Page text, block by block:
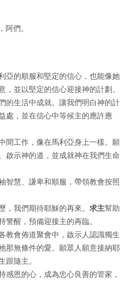
們。
亞的順服和堅定的信心，也能像她
，並以堅定的信心迎接神的計劃。
的生活中成就。讓我們明白神的計
處，並在信心中等候主的應許應
間工作，像在馬利亞身上一樣。願
啟示神的道，並成就神在我們生命
智慧、謙卑和順服，帶領教會按照
，我們期待耶穌的再來。 求主幫助
警醒，預備迎接主的再臨。
教會佈道聚會中，啟示人認識獨生
那無條件的愛。願眾人願意接納耶
跟隨主。
感恩的心，成為忠心良善的管家，